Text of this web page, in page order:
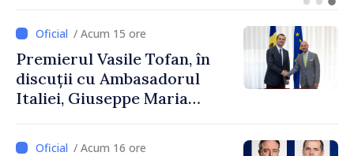
exporturi
/ Acum 15 ore
Premierul Vasile Tofan, în
discuții cu Ambasadorul
Italiei, Giuseppe Maria
/ Acum 16 ore